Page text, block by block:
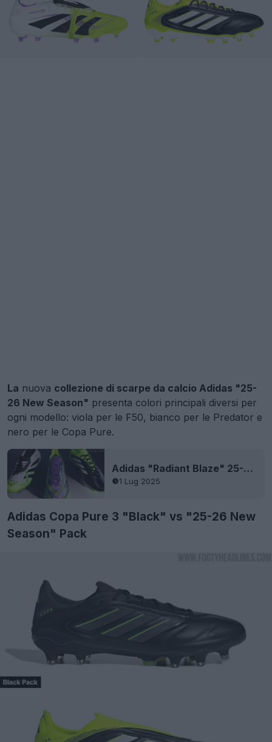
La nuova collezione di scarpe da calcio Adidas "25-
26 New Season" presenta colori principali diversi per
ogni modello: viola per le F50, bianco per le Predator e
nero per le Copa Pure.
Adidas "Radiant Blaze" 25-26: svelato il pacchetto di scarpe della nuova stagione
1 Lug 2025
Adidas Copa Pure 3 "Black" vs "25-26 New
Season" Pack